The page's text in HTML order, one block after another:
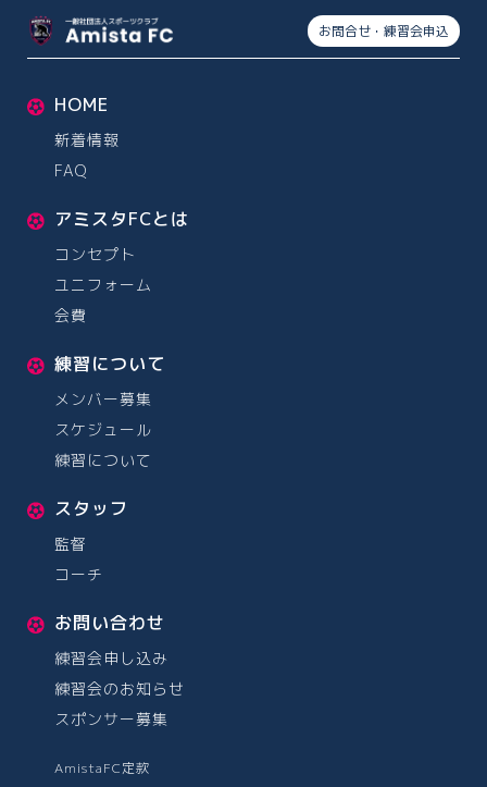
お問合せ・練習会申込
HOME
新着情報
FAQ
アミスタFCとは
コンセプト
ユニフォーム
会費
練習について
メンバー募集
スケジュール
練習について
スタッフ
監督
コーチ
お問い合わせ
練習会申し込み
練習会のお知らせ
スポンサー募集
AmistaFC定款